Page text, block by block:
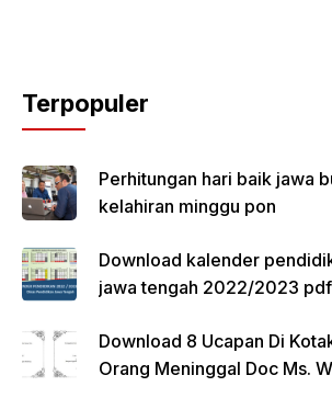
Terpopuler
Perhitungan hari baik jawa
kelahiran minggu pon
Download kalender
jawa tengah 2022/2023 pdf
Download 8 Ucapan Di
Orang Meninggal Doc Ms.